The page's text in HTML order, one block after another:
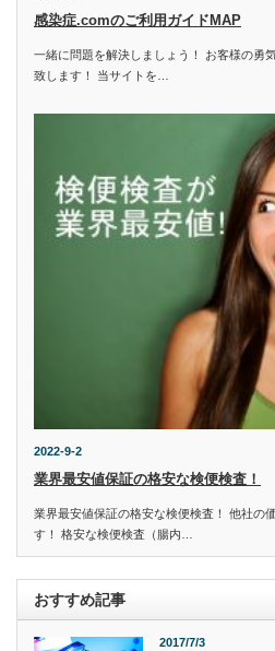
感染症.comのご利用ガイドMAP
一緒に問題を解決しましょう！ お客様の勇
致します！ 当サイトを…
2022-9-2
業界最安値保証の格安な検便検査！
業界最安値保証の格安な検便検査！ 他社の
す！ 格安な検便検査（腸内…
おすすめ記事
2017/7/3